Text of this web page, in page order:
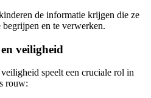
de informatie krijgen die ze
en te verwerken.
veiligheid
speelt een cruciale rol in
rouw: